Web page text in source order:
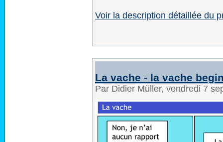
Voir la description détaillée du
La vache - la vache
Par Didier Müller, vendredi 7